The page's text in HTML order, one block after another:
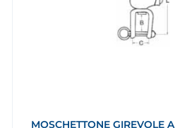
MOSCHETTONE GIREVOLE A